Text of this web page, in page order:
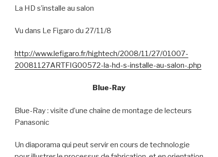
La HD s’installe au salon
Vu dans Le Figaro du 27/11/8
http://www.lefigaro.fr/hightech/2008/11/27/01007-
20081127ARTFIG00572-la-hd-s-installe-au-salon-.php
Blue-Ray
Blue-Ray : visite d’une chaîne de montage de lecteurs
Panasonic
Un diaporama qui peut servir en cours de technologie